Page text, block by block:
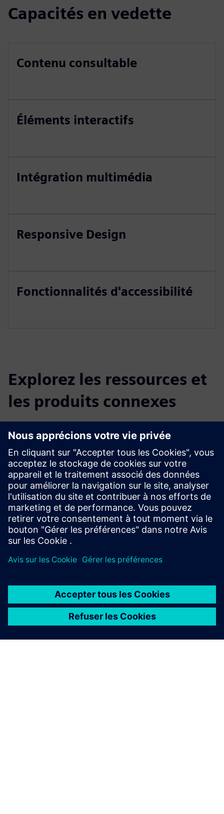
Capacités en vedette
Contenu consultable
Éléments interactifs
Intégration multimédia
Responsive Design
Fonctionnalités d'accessibilité
Explorez les ressources et
les produits connexes
Renseignements et ressources
supplémentaires
Numérisation des manuels et guides d'utilisation pour PC,
VR et AR
Conditions préalables